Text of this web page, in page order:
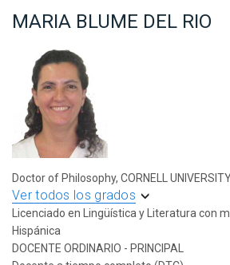
MARIA BLUME DEL RIO
Doctor of Philosophy, CORNELL
Ver todos los grados
Licenciado en Lingüística y Literatura con
Hispánica
DOCENTE ORDINARIO - PRINCIPAL